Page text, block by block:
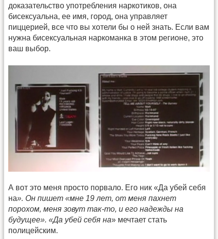
доказательство употребления наркотиков, она
бисексуальна, ее имя, город, она управляет
пиццерией, все что вы хотели бы о ней знать. Если вам
нужна бисексуальная наркоманка в этом регионе, это
ваш выбор.
А вот это меня просто порвало. Его ник «Да убей себя
на». Он пишет «мне 19 лет, от меня пахнет
порохом, меня зовут так-то, и его надежды на
будущее». «Да убей себя на» мечтает стать
полицейским.